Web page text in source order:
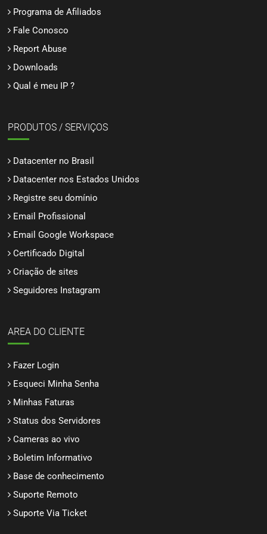
Programa de Afiliados
Fale Conosco
Report Abuse
Downloads
Qual é meu IP ?
PRODUTOS / SERVIÇOS
Datacenter no Brasil
Datacenter nos Estados Unidos
Registre seu domínio
Email Profissional
Email Google Workspace
Certificado Digital
Criação de sites
Seguidores Instagram
AREA DO CLIENTE
Fazer Login
Esqueci Minha Senha
Minhas Faturas
Status dos Servidores
Cameras ao vivo
Boletim Informativo
Base de conhecimento
Suporte Remoto
Suporte Via Ticket